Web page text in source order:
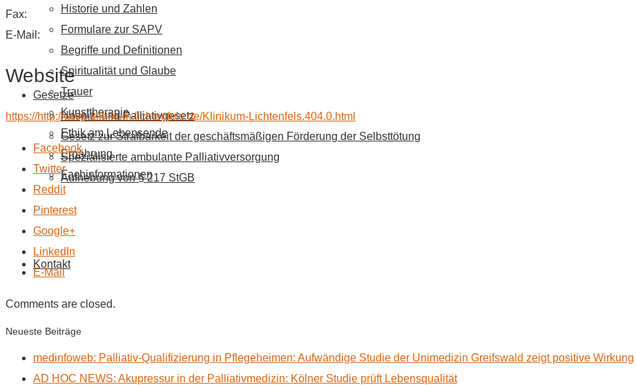
Historie und Zahlen
Formulare zur SAPV
Begriffe und Definitionen
Spiritualität und Glaube
Trauer
Kunsttherapie
Ethik am Lebensende
Ernährung
Fachinformationen
Gesetze
Hospiz- und Palliativgesetz
Gesetz zur Strafbarkeit der geschäftsmäßigen Förderung der Selbsttötung
Spezialisierte ambulante Palliativversorgung
Aufhebung von § 217 StGB
Kontakt
Fax:
E-Mail:
Website
https://http://www.klinikum-lichtenfels.de/Klinikum-Lichtenfels.404.0.html
Facebook
Twitter
Reddit
Pinterest
Google+
LinkedIn
E-Mail
Comments are closed.
Neueste Beiträge
medinfoweb: Palliativ-Qualifizierung in Pflegeheimen: Aufwändige Studie der Unimedizin Greifswald zeigt positive Wirkung
AD HOC NEWS: Akupressur in der Palliativmedizin: Kölner Studie prüft Lebensqualität